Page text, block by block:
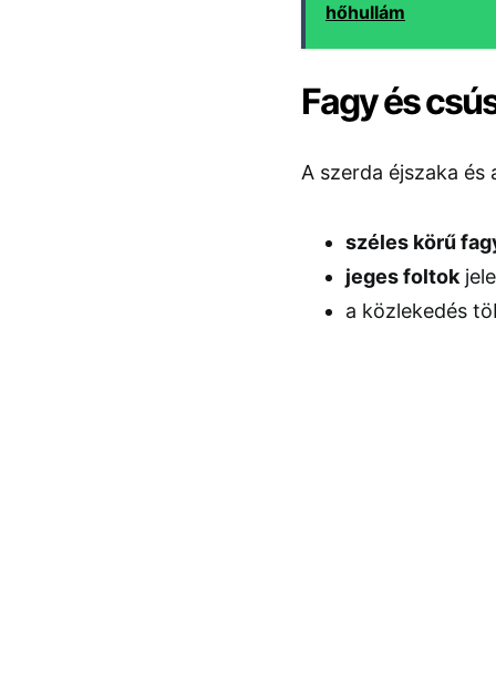
hőhullám
Fagy és
A szerda éjszaka
széles körű
jeges foltok
a közlekedés